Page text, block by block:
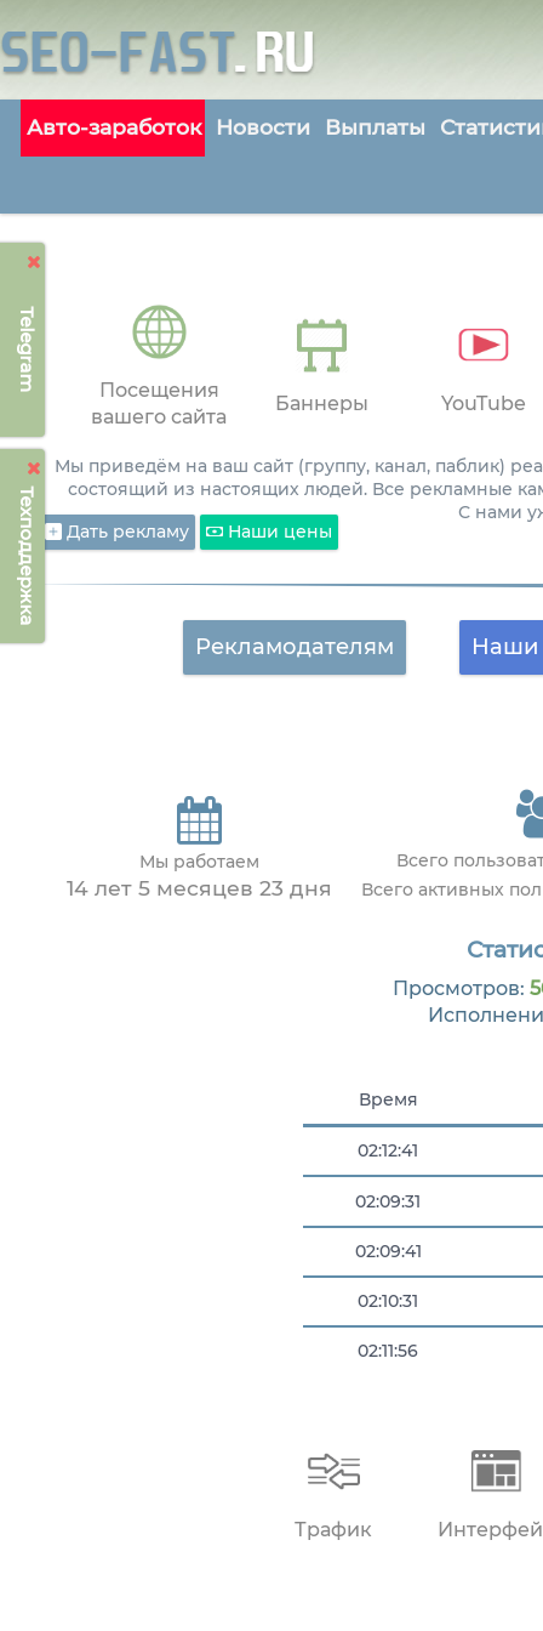
Telegram
Техподдержка
Авто-заработок Новости Выплаты
Посещения
вашего сайта
Баннеры YouTube
Мы приведём на ваш сайт (группу, канал, паблик)
состоящий из настоящих людей. Все рекламные
С нами
Дать рекламу
Наши цены
Рекламодателям Наши
Мы работаем
14 лет 5 месяцев 23 дня
Всего
Всего активных
Просмотров:
Время
02:12:41
02:09:31
02:09:41
02:10:31
02:11:56
Трафик